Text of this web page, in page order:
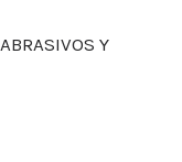
ABRASIVOS Y